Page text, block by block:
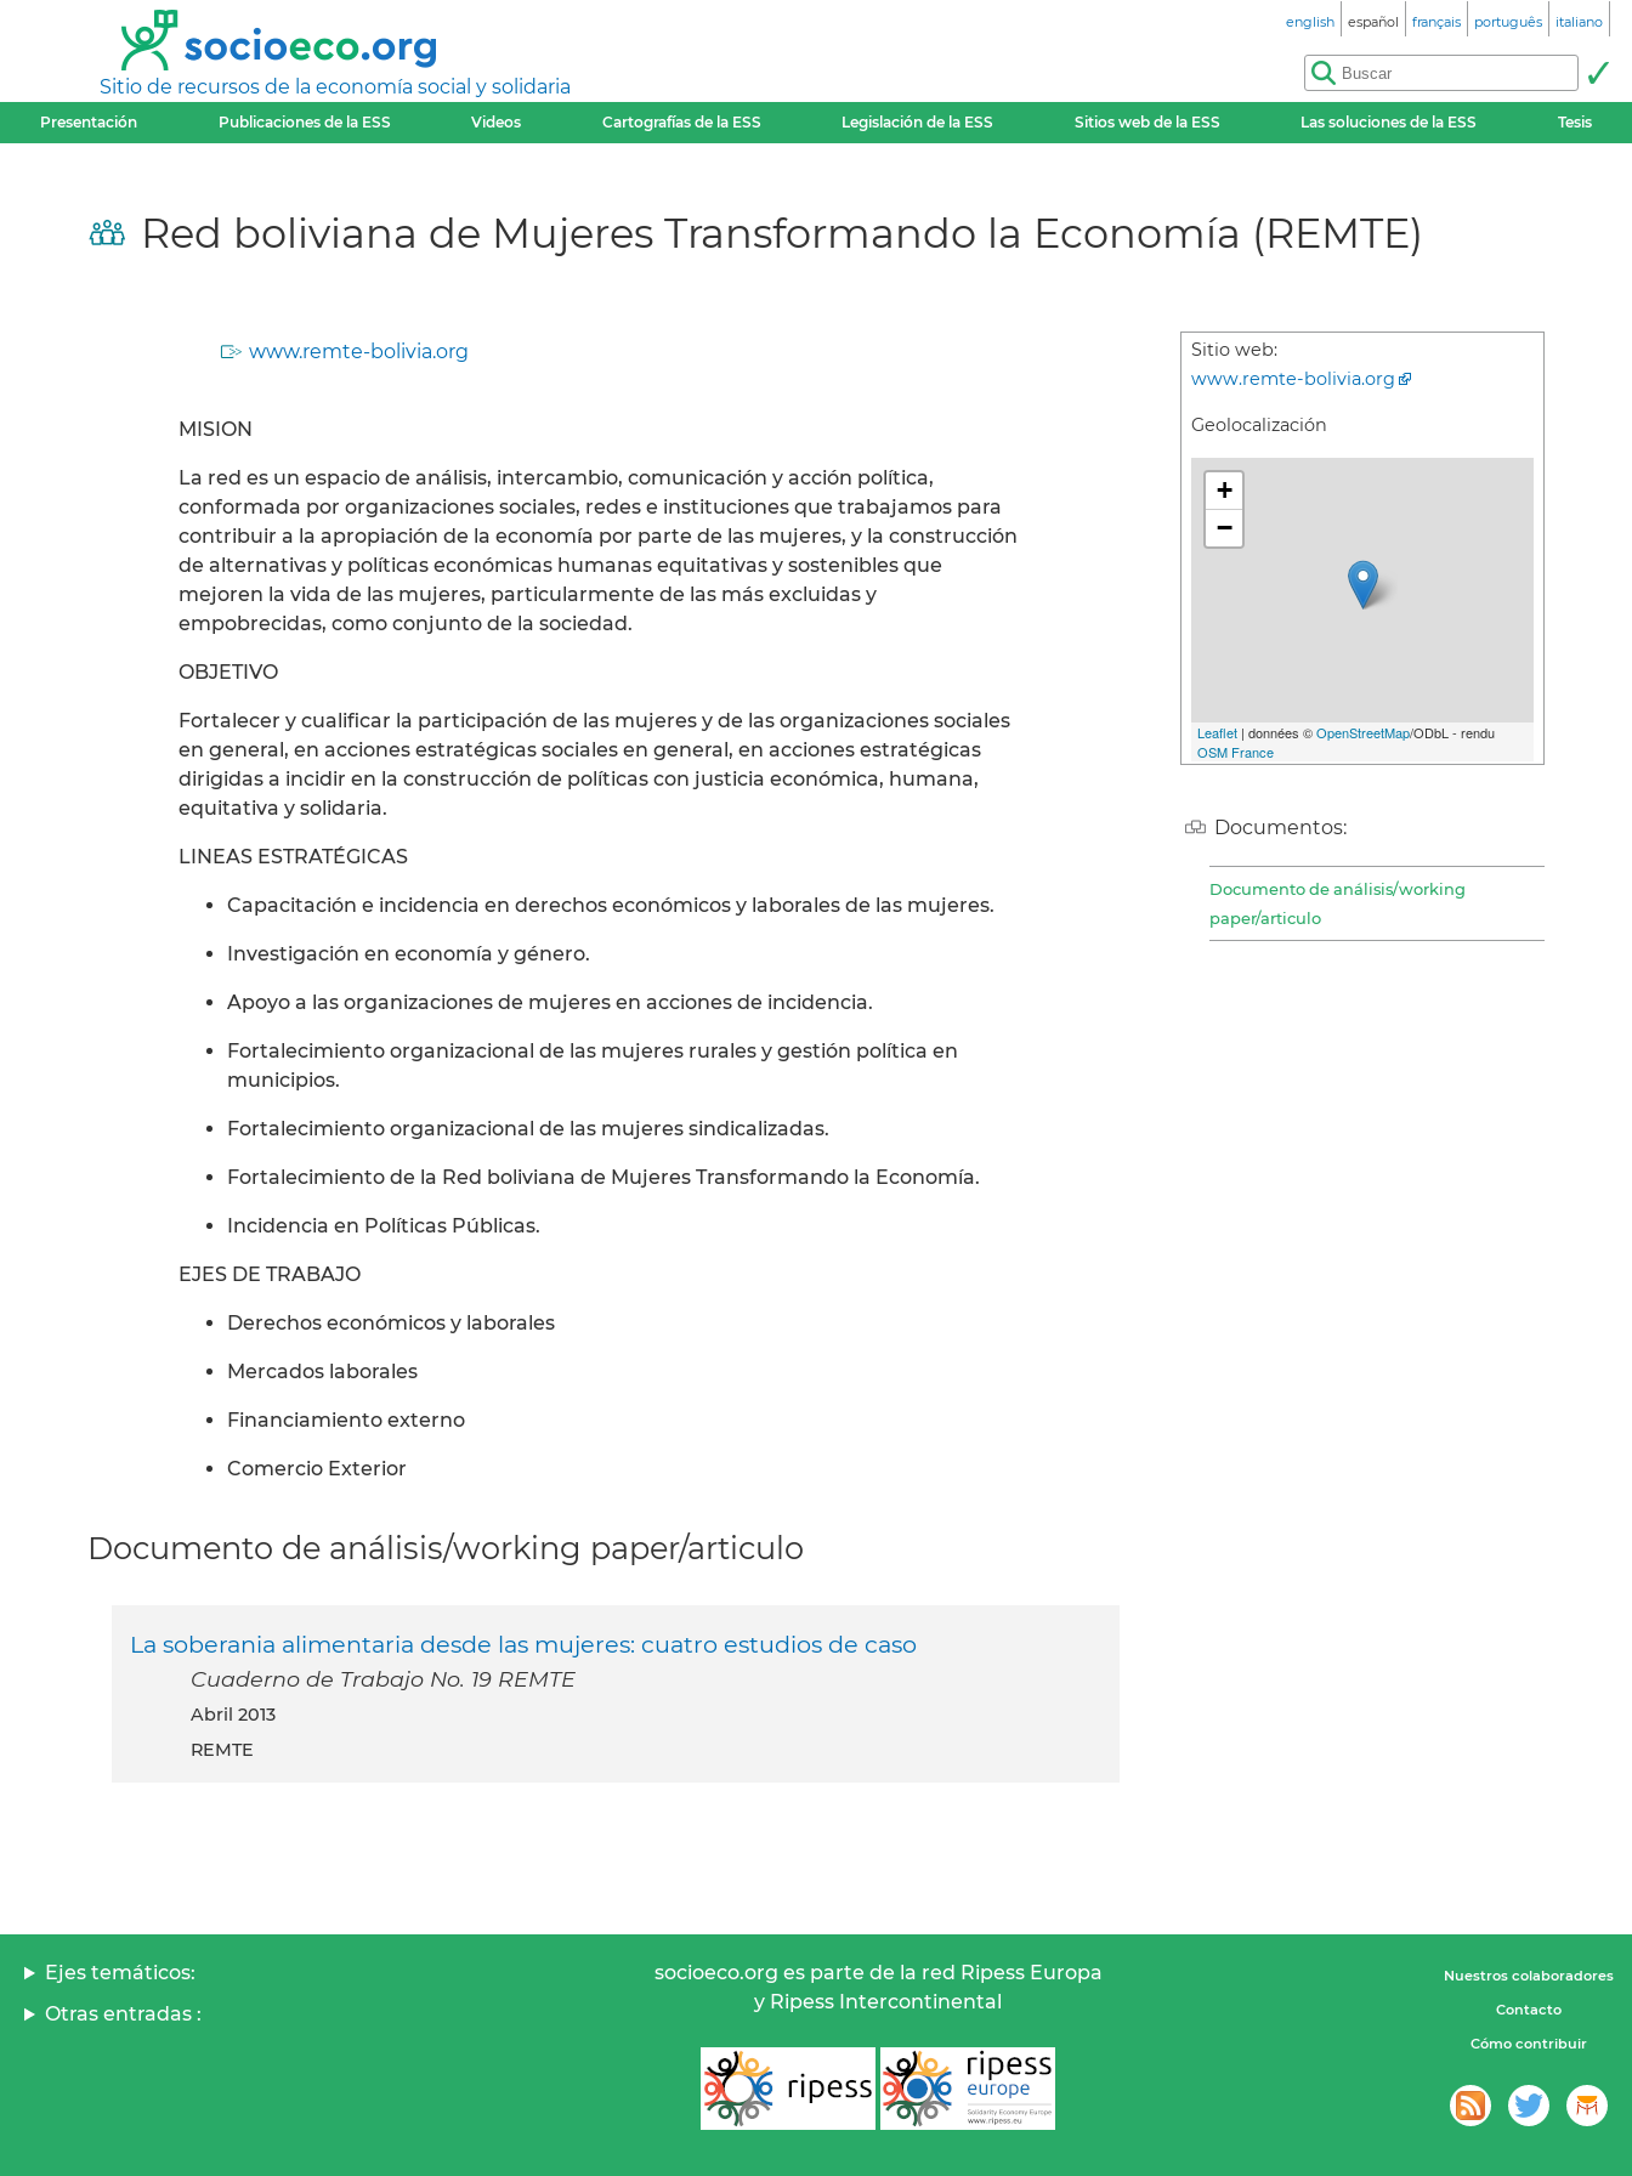
Sitio de recursos de la economía social y solidaria
english español français português italiano
Presentación Publicaciones de la ESS Videos Cartografías de la ESS Legislación de la ESS Sitios web de la ESS Las soluciones de la ESS Tesis
Red boliviana de Mujeres Transformando la Economía (REMTE)
www.remte-bolivia.org
MISION
La red es un espacio de análisis, intercambio, comunicación y acción política,
conformada por organizaciones sociales, redes e instituciones que trabajamos para
contribuir a la apropiación de la economía por parte de las mujeres, y la construcción
de alternativas y políticas económicas humanas equitativas y sostenibles que
mejoren la vida de las mujeres, particularmente de las más excluidas y
empobrecidas, como conjunto de la sociedad.
OBJETIVO
Fortalecer y cualificar la participación de las mujeres y de las organizaciones sociales
en general, en acciones estratégicas sociales en general, en acciones estratégicas
dirigidas a incidir en la construcción de políticas con justicia económica, humana,
equitativa y solidaria.
LINEAS ESTRATÉGICAS
Capacitación e incidencia en derechos económicos y laborales de las mujeres.
Investigación en economía y género.
Apoyo a las organizaciones de mujeres en acciones de incidencia.
Fortalecimiento organizacional de las mujeres rurales y gestión política en
municipios.
Fortalecimiento organizacional de las mujeres sindicalizadas.
Fortalecimiento de la Red boliviana de Mujeres Transformando la Economía.
Incidencia en Políticas Públicas.
EJES DE TRABAJO
Derechos económicos y laborales
Mercados laborales
Financiamiento externo
Comercio Exterior
Sitio web:
www.remte-bolivia.org
Geolocalización
+
−
Leaflet | données ©OpenStreetMap/ODbL - rendu
OSM France
Documentos:
Documento de análisis/working
paper/articulo
Documento de análisis/working paper/articulo
La soberania alimentaria desde las mujeres: cuatro estudios de caso
Cuaderno de Trabajo No. 19 REMTE
abril 2013
REMTE
Ejes temáticos:
Otras entradas :
socioeco.org es parte de la red Ripess Europa
y Ripess Intercontinental
Nuestros colaboradores
Contacto
Cómo contribuir